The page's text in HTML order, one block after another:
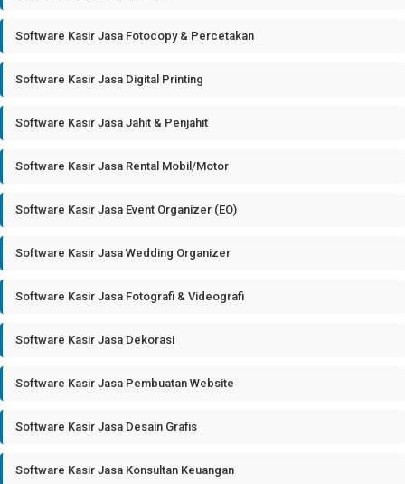
Software Kasir Jasa Fotocopy & Percetakan
Software Kasir Jasa Digital Printing
Software Kasir Jasa Jahit & Penjahit
Software Kasir Jasa Rental Mobil/Motor
Software Kasir Jasa Event Organizer (EO)
Software Kasir Jasa Wedding Organizer
Software Kasir Jasa Fotografi & Videografi
Software Kasir Jasa Dekorasi
Software Kasir Jasa Pembuatan Website
Software Kasir Jasa Desain Grafis
Software Kasir Jasa Konsultan Keuangan